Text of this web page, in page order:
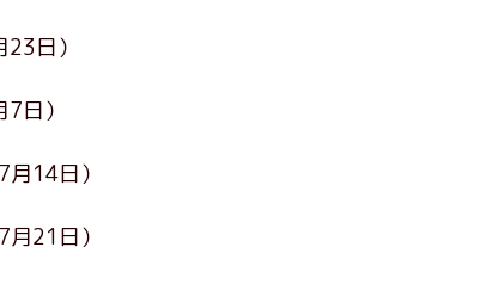
日）
日）
月14日）
月21日）